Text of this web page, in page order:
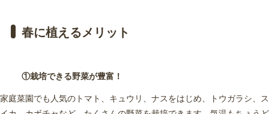
春に植えるメリット
①栽培できる野菜が豊富！
家庭菜園でも人気のトマト、キュウリ、ナスをはじめ、トウガラシ、ス